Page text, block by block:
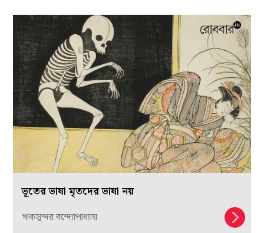
ভূতের ভাষা মৃতদের ভাষা নয়
ঋকসুন্দর বন্দ্যোপাধ্যায়